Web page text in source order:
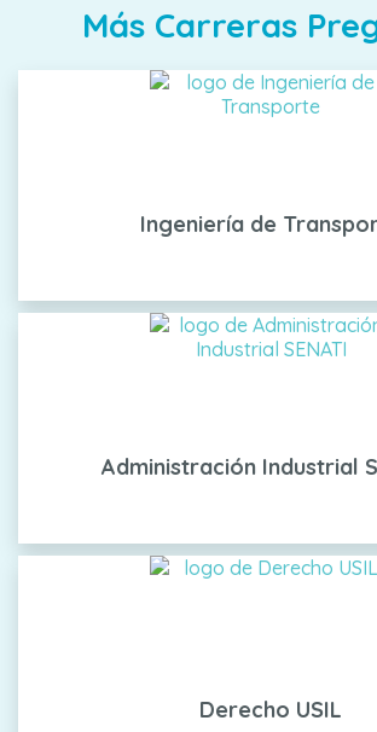
Más Carreras
Ingeniería de
Administración Industrial
Derecho USIL